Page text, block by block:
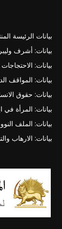
بيانات الرئيسة
بيانات: أشرف
بيانات:
بيانات: المواقف
بيانات: حقوق
بيانات: المرأة في
بيانات: الملف
بيانات: الارهاب